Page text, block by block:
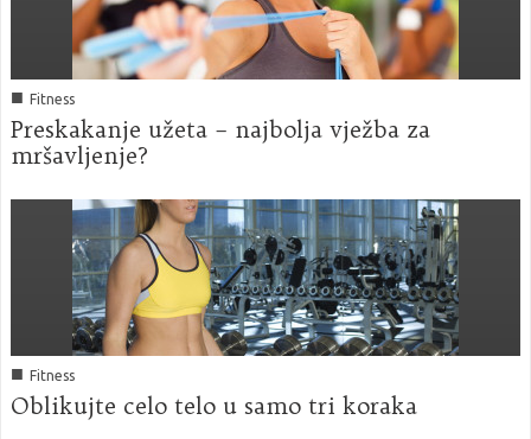
■ Fitness
Preskakanje užeta – najbolja vježba za
mršavljenje?
■ Fitness
Oblikujte celo telo u samo tri koraka